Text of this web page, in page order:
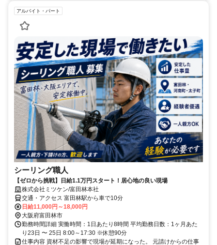
アルバイト・パート
シーリング職人
【ゼロから挑戦】日給1.1万円スタート！居心地の良い現場
株式会社ミツケン/富田林本社
交通・アクセス 富田林駅から車で10分
日給11,000円～18,000円
大阪府富田林市
勤務時間詳細 実働時間：1日あたり8時間 平均勤務日数：1ヶ月あた
り23日 〜 25日 8:00～17:30 ※休憩90分
仕事内容 資材不足の影響で現場が延期になった。 元請けからの仕事